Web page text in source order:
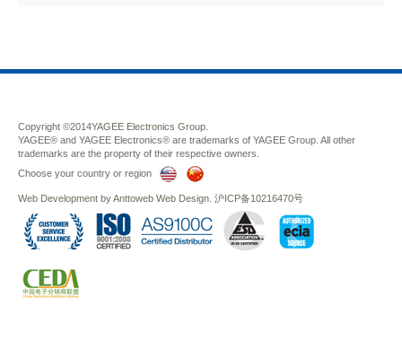
Copyright ©2014YAGEE Electronics Group.
YAGEE® and YAGEE Electronics® are trademarks of YAGEE Group. All other
trademarks are the property of their respective owners.
Choose your country or region
Web Development byAnttoweb Web Design 沪ICP备10216470号